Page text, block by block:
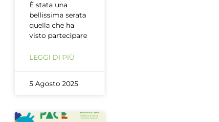
È stata una
bellissima serata
quella che ha
visto partecipare
LEGGI DI PIÙ
5 Agosto 2025